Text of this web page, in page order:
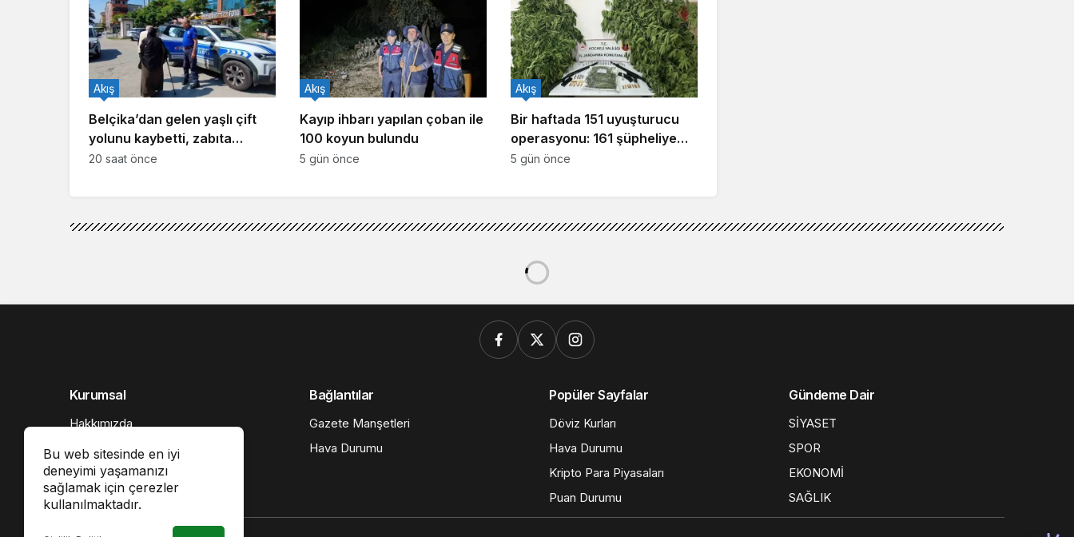
Belçika’dan gelen yaşlı çift
yolunu kaybetti, zabıta
yardıma koştu
Akış
20 saat önce
Kayıp ihbarı yapılan çoban ile
100 koyun bulundu
Akış
5 gün önce
Bir haftada 151 uyuşturucu
operasyonu: 161 şüpheliye
işlem yapıldı!
Akış
5 gün önce
Bu web sitesinde en iyi
deneyimi yaşamanızı
sağlamak için çerezler
kullanılmaktadır.
Kurumsal
Hakkımızda
İletişim
Künye
Gizlilik politikası
Bağlantılar
Gazete Manşetleri
Hava Durumu
Popüler Sayfalar
Döviz Kurları
Hava Durumu
Kripto Para Piyasaları
Puan Durumu
Gündeme Dair
SİYASET
SPOR
EKONOMİ
SAĞLIK